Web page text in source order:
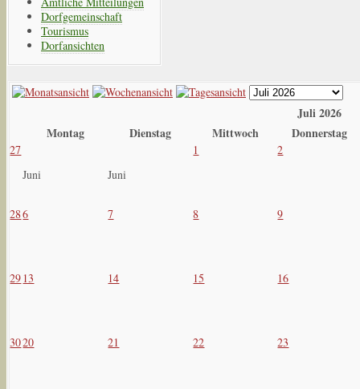
Dorfgemeinschaft
Tourismus
Dorfansichten
Juli 2026
Montag
Dienstag Mittwoch Donnerstag
27
Juni
Juni
1 2
286 7 8 9
29 13 14 15 16
3020 21 22 23